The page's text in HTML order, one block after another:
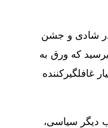
شادی و جشن
که ورق به
غافلگیرکننده
دیگر سیاسی،